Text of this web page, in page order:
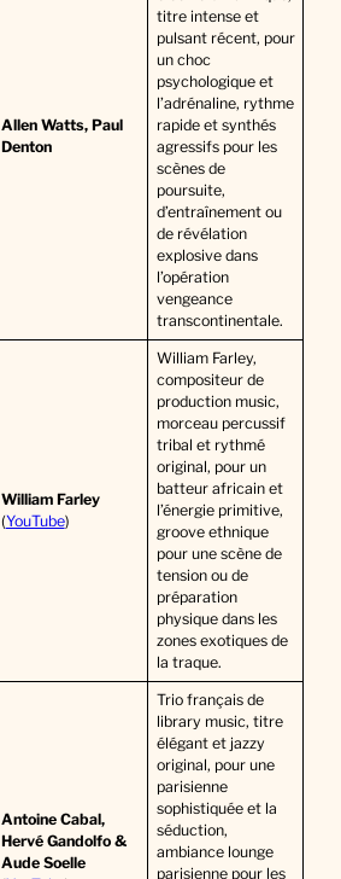
Allen Watts, Paul
Denton
titre intense et
pulsant récent, pour
un choc
psychologique et
l’adrénaline, rythme
rapide et synthés
agressifs pour les
scènes de
poursuite,
d’entraînement ou
de révélation
explosive dans
l’opération
vengeance
transcontinentale.
William Farley
(YouTube)
William Farley,
compositeur de
production music,
morceau percussif
tribal et rythmé
original, pour un
batteur africain et
l’énergie primitive,
groove ethnique
pour une scène de
tension ou de
préparation
physique dans les
zones exotiques de
la traque.
Antoine Cabal,
Hervé Gandolfo &
Aude Soelle
Trio français de
library music, titre
élégant et jazzy
original, pour une
parisienne
sophistiquée et la
séduction,
ambiance lounge
parisienne pour les